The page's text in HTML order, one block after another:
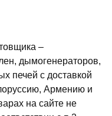
–
дымогенераторов,
печей с доставкой
Армению и
на сайте не